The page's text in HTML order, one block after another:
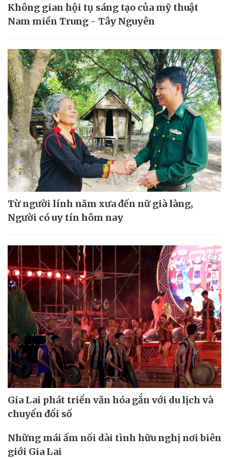
Không gian hội tụ sáng tạo của mỹ thuật
Nam miền Trung - Tây Nguyên
Từ người lính năm xưa đến nữ già làng,
Người có uy tín hôm nay
Gia Lai phát triển văn hóa gắn với du lịch và
chuyển đổi số
Những mái ấm nối dài tình hữu nghị nơi biên
giới Gia Lai